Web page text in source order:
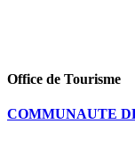
Office de Tourisme
COMMUNAUTE